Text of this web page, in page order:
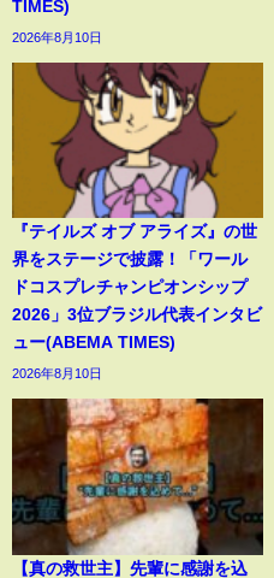
TIMES)
2026年8月10日
『テイルズ オブ アライズ』の世
界をステージで披露！「ワール
ドコスプレチャンピオンシップ
2026」3位ブラジル代表インタビ
ュー(ABEMA TIMES)
2026年8月10日
【真の救世主】先輩に感謝を込